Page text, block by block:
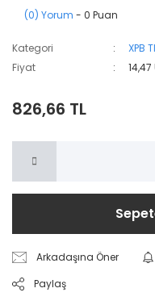
(0) Yorum - 0 Puan
Kategori
XPB
Fiyat
14,47
826,66 TL
Arkadaşına Öner
Paylaş